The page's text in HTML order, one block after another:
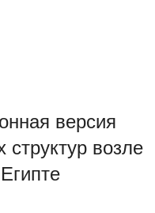
версия
структур возле